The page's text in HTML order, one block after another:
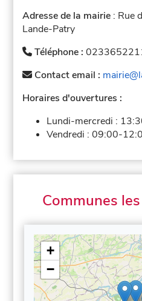
Adresse de la mairie : Rue
Lande-Patry
Téléphone :
Contact email :
Horaires d'ouvertures :
Lundi-mercredi :
Vendredi :09:00-
Communes
+
−